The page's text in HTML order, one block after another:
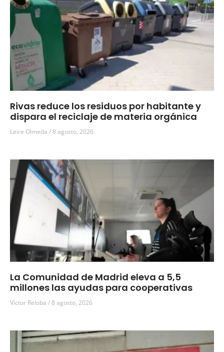
Rivas reduce los residuos por habitante y
dispara el reciclaje de materia orgánica
Leire Olmeda 8 agosto, 2026
La Comunidad de Madrid eleva a 5,5
millones las ayudas para cooperativas
Víctor Reloba 8 agosto, 2026